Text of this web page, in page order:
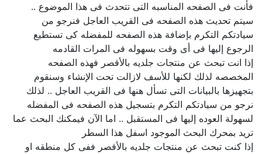
فأنت فى الصفحه المناسبه التى تتحدث فى هذا الموضوع ..
سيتم تحديث هذه الصفحه فى القريب العاجل فنرجو من
سيادتكم التكرم بإضافة هذه الصفحه للمفضله كى تستطيع
الرجوع إليها فى أى وقت بسهوله فى المرات القادمه
إذا انت تبحث عن منتجات جلديه بالأقصر فهذه الصفحه
المخصصه لذلك لكنها للأسف لازالت تحت الإنشاء وسنقوم
بتجهيزها بالبيانات التى تسأل هنها فى القريب العاجل .. لذلك
نرجو من سيادتكم التكرم بتسجيل هذه الصفحه فى المفضله
لسهولة العوده إليها فى المستقبل .. اما الآن فيمكنك البحث عما
تريد بمحرك البحث الموجود اسفل هذا السطر
إذا كنت تبحث عن منتجات جلديه بالأقصر ففى كل منطقه او